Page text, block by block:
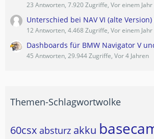
23 Antworten, 7.920 Zugriffe, Vor einem Jahr
Unterschied bei NAV VI (alte Version)
12 Antworten, 4.468 Zugriffe, Vor einem Jahr
Dashboards für BMW Navigator V
45 Antworten, 29.944 Zugriffe, Vor 4 Jahren
Themen-Schlagwortwolke
60csx absturz akku